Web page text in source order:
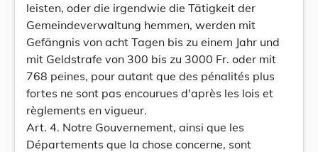
leisten, oder die irgendwie die Tätigkeit der
Gemeindeverwaltung hemmen, werden mit
Gefängnis von acht Tagen bis zu einem Jahr und
mit Geldstrafe von 300 bis zu 3000 Fr. oder mit
768 peines, pour autant que des pénalités plus
fortes ne sont pas encourues d'après les lois et
règlements en vigueur.
Art. 4. Notre Gouvernement, ainsi que les
Départements que la chose concerne, sont